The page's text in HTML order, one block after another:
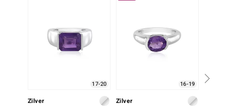
17-20
Zilver
16-19
Zilver